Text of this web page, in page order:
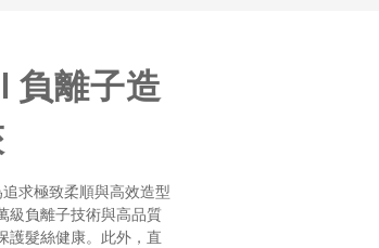
負離子造
求極致柔順與高效造型
級負離子技術與高品質
護髮絲健康。此外，直